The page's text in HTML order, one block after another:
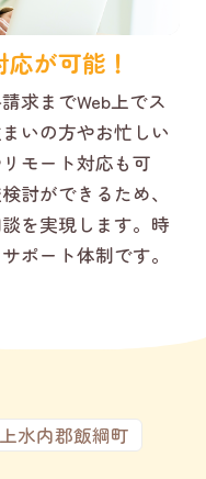
が可能！
求までWeb上でス
いの方やお忙しい
モート対応も可
討ができるため、
を実現します。時
ポート体制です。
上水内郡飯綱町